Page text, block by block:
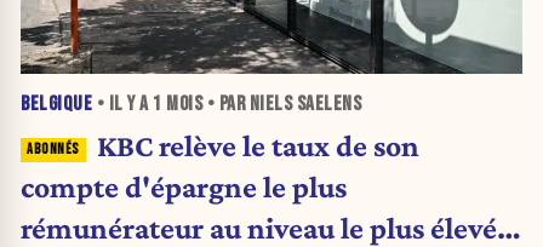
BELGIQUE • IL Y A 1 MOIS• PAR NIELS SAELENS
KBC relève le taux de son
compte d'épargne le plus
rémunérateur au niveau le plus élevé